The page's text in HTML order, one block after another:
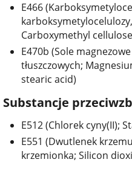
E466
Carboxymethyl
E470b (Sole
tłuszczowych;
stearic acid)
Substancje
E512 (Chlorek cyny(II);
E551 (Dwutlenek
krzemionka; Silicon